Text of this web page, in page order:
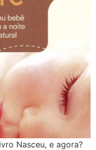
Nasceu, e agora?